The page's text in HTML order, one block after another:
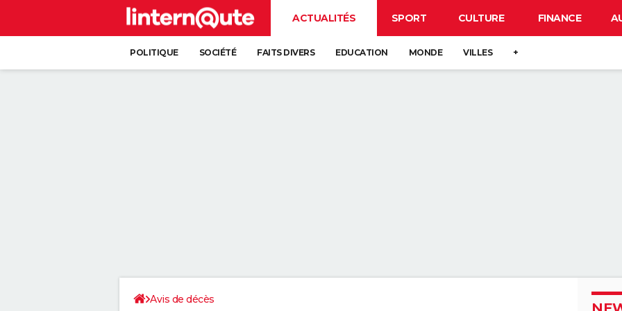
ACTUALITÉS SPORT CULTURE FINANCE
POLITIQUE SOCIÉTÉ FAITS DIVERS EDUCATION MONDE VILLES +
Avis de décès